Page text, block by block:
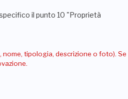
il punto 10 "Proprietà
tipologia, descrizione o foto). Se